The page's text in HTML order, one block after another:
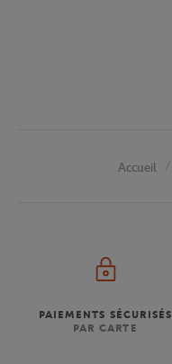
Accueil
PAIEMENTS SÉCURISÉS
PAR CARTE